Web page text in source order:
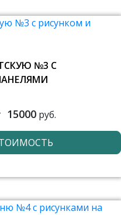
№3 С
15000руб.